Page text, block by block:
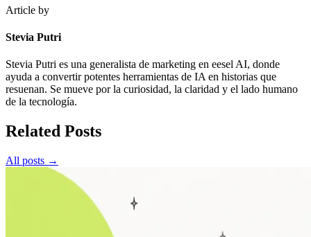
Article by
Stevia Putri
Stevia Putri es una generalista de marketing en eesel AI, donde
ayuda a convertir potentes herramientas de IA en historias que
resuenan. Se mueve por la curiosidad, la claridad y el lado humano
de la tecnología.
Related Posts
All posts →